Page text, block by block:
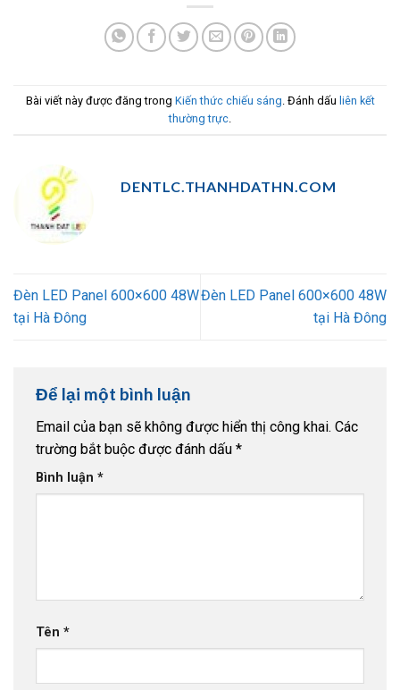
Bài viết này được đăng trong Kiến thức chiếu sáng . Đánh dấu liên kết
thường trực
DENTLC.THANHDATHN.COM
Đèn LED Panel 600×600 48W
tại Hà Đông
Đèn LED Panel 600×600 48W
tại Hà Đông
Để lại một bình luận
Email của bạn sẽ không được hiển thị công khai. Các
trường bắt buộc được đánh dấu *
Bình luận *
Tên *